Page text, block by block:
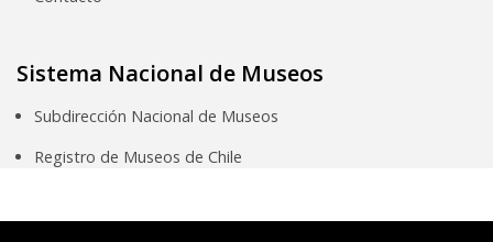
Sistema Nacional de Museos
Subdirección Nacional de Museos
Registro de Museos de Chile